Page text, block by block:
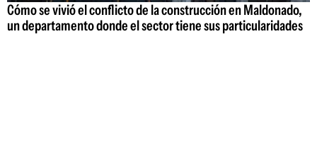
Cómo se vivió el conflicto de la construcción en Maldonado,
un departamento donde el sector tiene sus particularidades